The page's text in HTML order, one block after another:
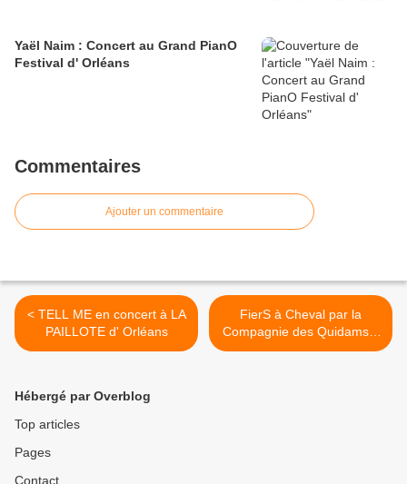
Yaël Naim : Concert au Grand PianO
Festival d' Orléans
Commentaires
Ajouter un commentaire
< TELL ME en concert à LA
PAILLOTE d' Orléans
FierS à Cheval par la
Compagnie des Quidams à
Olivet >
Hébergé par Overblog
Top articles
Pages
Contact